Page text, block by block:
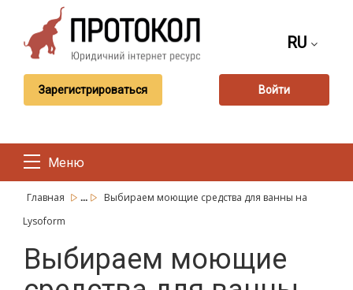
RU
Зарегистрироваться Войти
Меню
Главная ...
Выбираем моющие средства для ванны на
Lysoform
Выбираем моющие